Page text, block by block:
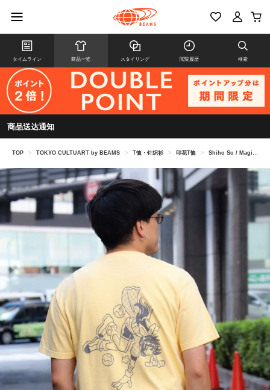
タイムライン 商品一览 スタイリング 閲覧履歴 検索
商品送达通知
TOP > TOKYO CULTUART by BEAMS > T恤・针织衫 > 印花T恤 > Shiho So / Magical Fighter T-Shirt